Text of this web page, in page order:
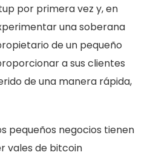
por primera vez y, en
una soberana
de un pequeño
a sus clientes
de una manera rápida,
pequeños negocios tienen
vales de bitcoin